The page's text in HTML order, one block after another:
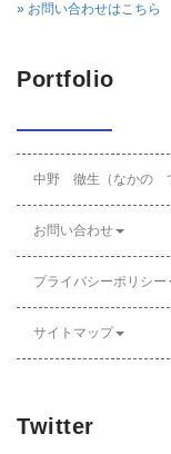
» お問い合わせはこちら
Portfolio
中野 徹生（なかの
お問い合わせ
プライバシーポリシー
サイトマップ
Twitter